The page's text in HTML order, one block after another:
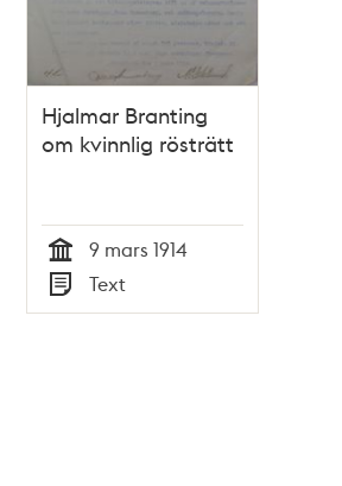
Hjalmar Branting
om kvinnlig rösträtt
Tid
9 mars 1914
Typ
Text